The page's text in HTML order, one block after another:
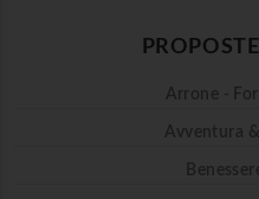
Arrone -
Avventura